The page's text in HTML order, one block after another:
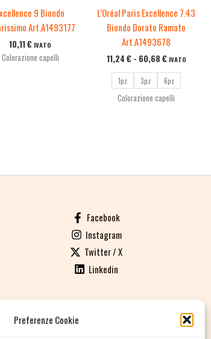
Preferenze Cookie
9 Biondo
Art.A1493177
10,11€ IVATO
Colorazione capelli
L’Oréal Paris Excellence 7.43
Biondo Dorato Ramato
Art.A1493678
11,24 € - 60,68 € IVATO
1pz 3pz 6pz
Colorazione capelli
Facebook
Instagram
Twitter / X
Linkedin